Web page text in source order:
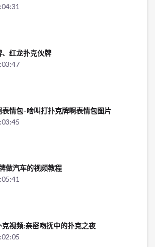
红龙扑克伙牌
表情包-啥叫打扑克牌啊表情包图片
做汽车的视频教程
视频;亲密吻抚中的扑克之夜